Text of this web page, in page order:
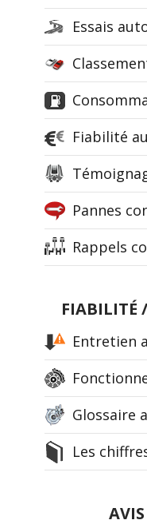
Essais
Fiabilité
Pannes
Rappels
FIABILITÉ
Entretien
Glossaire
Les